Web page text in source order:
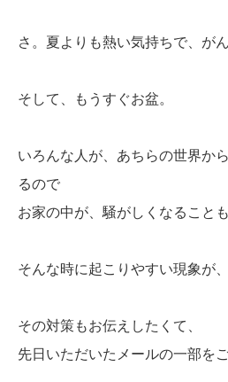
さ。夏よりも熱い気持ちで、が
そして、もうすぐお盆。
いろんな人が、あちらの世界か
るので
お家の中が、騒がしくなること
そんな時に起こりやすい現象が
その対策もお伝えしたくて、
先日いただいたメールの一部をご